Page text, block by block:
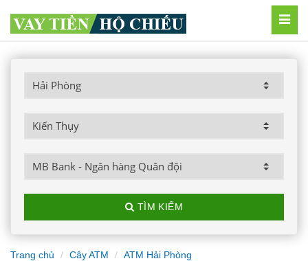
TÌM KIẾM
Trang chủ Cây ATM ATM Hải Phòng